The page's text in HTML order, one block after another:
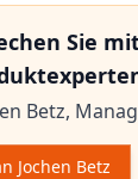
Sie
Betz,
Jochen Betz